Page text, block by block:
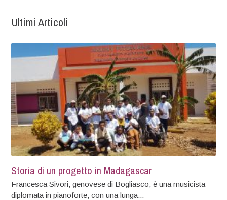
Ultimi Articoli
Storia di un progetto in Madagascar
Francesca Sivori, genovese di Bogliasco, è una musicista
diplomata in pianoforte, con una lunga...